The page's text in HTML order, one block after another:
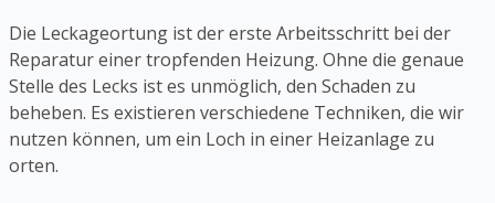
Die Leckageortung ist der erste Arbeitsschritt bei der
Reparatur einer tropfenden Heizung. Ohne die genaue
Stelle des Lecks ist es unmöglich, den Schaden zu
beheben. Es existieren verschiedene Techniken, die wir
nutzen können, um ein Loch in einer Heizanlage zu
orten.